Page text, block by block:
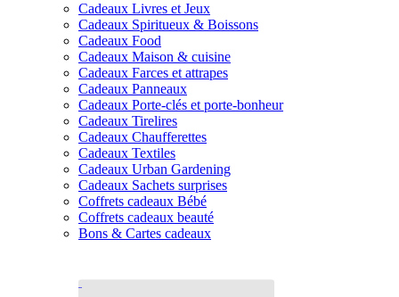
Cadeaux Livres et Jeux
Cadeaux Spiritueux & Boissons
Cadeaux Food
Cadeaux Maison & cuisine
Cadeaux Farces et attrapes
Cadeaux Panneaux
Cadeaux Porte-clés et porte-bonheur
Cadeaux Tirelires
Cadeaux Chaufferettes
Cadeaux Textiles
Cadeaux Urban Gardening
Cadeaux Sachets surprises
Coffrets cadeaux Bébé
Coffrets cadeaux beauté
Bons & Cartes cadeaux